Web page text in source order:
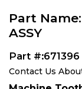
Part
ASSY
Part #:671396
Contact Us